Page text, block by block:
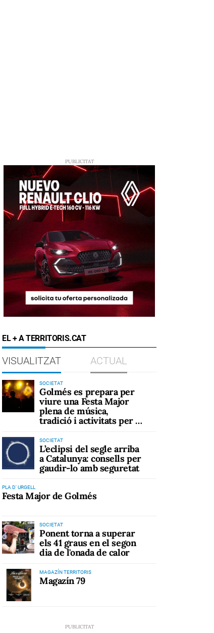
EL + A TERRITORIS.CAT
VISUALITZAT ACTUAL
SOCIETAT
Golmés es prepara per
viure una Festa Major
plena de música,
tradició i activitats per a
SOCIETAT
L’eclipsi del segle arriba
a Catalunya: consells per
gaudir-lo amb seguretat
PLA D' URGELL
Festa Major de Golmés
SOCIETAT
Ponent torna a superar
els 41 graus en el segon
dia de l'onada de calor
MAGAZÍN TERRITORIS
Magazín 79